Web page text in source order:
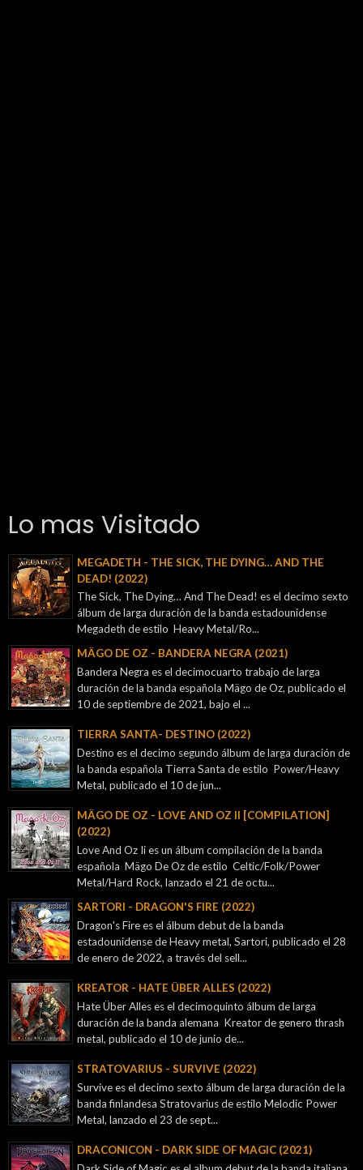
Lo mas Visitado
MEGADETH - THE SICK, THE DYING… AND THE
DEAD! (2022)
The Sick, The Dying… And The Dead! es el decimo sexto
álbum de larga duración de la banda estadounidense
Megadeth de estilo Heavy Metal/Ro...
MÄGO DE OZ - BANDERA NEGRA (2021)
Bandera Negra es el decimocuarto trabajo de larga
duración de la banda española Mägo de Oz, publicado el
10 de septiembre de 2021, bajo el ...
TIERRA SANTA- DESTINO (2022)
Destino es el decimo segundo álbum de larga duración de
la banda española Tierra Santa de estilo Power/Heavy
Metal, publicado el 10 de jun...
MÄGO DE OZ - LOVE AND OZ II [COMPILATION]
(2022)
Love And Oz Ii es un álbum compilación de la banda
española Mägo De Oz de estilo Celtic/Folk/Power
Metal/Hard Rock, lanzado el 21 de octu...
SARTORI - DRAGON'S FIRE (2022)
Dragon's Fire es el álbum debut de la banda
estadounidense de Heavy metal, Sartori, publicado el 28
de enero de 2022, a través del sell...
KREATOR - ‎HATE ÜBER ALLES (2022)
Hate Über Alles es el decimoquinto álbum de larga
duración de la banda alemana Kreator de genero thrash
metal, publicado el 10 de junio de...
STRATOVARIUS - SURVIVE (2022)
Survive es el decimo sexto álbum de larga duración de la
banda finlandesa Stratovarius de estilo Melodic Power
Metal, lanzado el 23 de sept...
DRACONICON - DARK SIDE OF MAGIC (2021)